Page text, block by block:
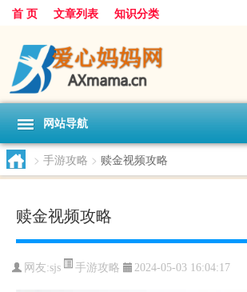
首 页 文章列表 知识分类
网站导航
> 手游攻略 > 赎金视频攻略
赎金视频攻略
网友:sjs 手游攻略 2024-05-03 16:04:17